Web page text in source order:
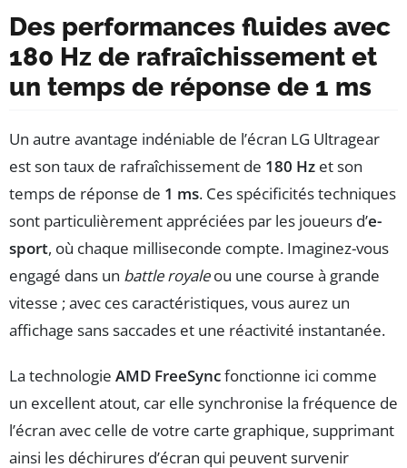
Des performances fluides avec
180 Hz de rafraîchissement et
un temps de réponse de 1 ms
Un autre avantage indéniable de l’écran LG Ultragear
est son taux de rafraîchissement de 180 Hz et son
temps de réponse de 1 ms. Ces spécificités techniques
sont particulièrement appréciées par les joueurs d’e-
sport, où chaque milliseconde compte. Imaginez-vous
engagé dans un battle royaleou une course à grande
vitesse ; avec ces caractéristiques, vous aurez un
affichage sans saccades et une réactivité instantanée.
La technologie AMD FreeSyncfonctionne ici comme
un excellent atout, car elle synchronise la fréquence de
l’écran avec celle de votre carte graphique, supprimant
ainsi les déchirures d’écran qui peuvent survenir